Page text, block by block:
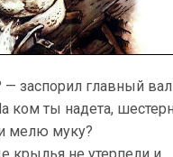
— заспорил главный вал
ком ты надета,
мелю муку?